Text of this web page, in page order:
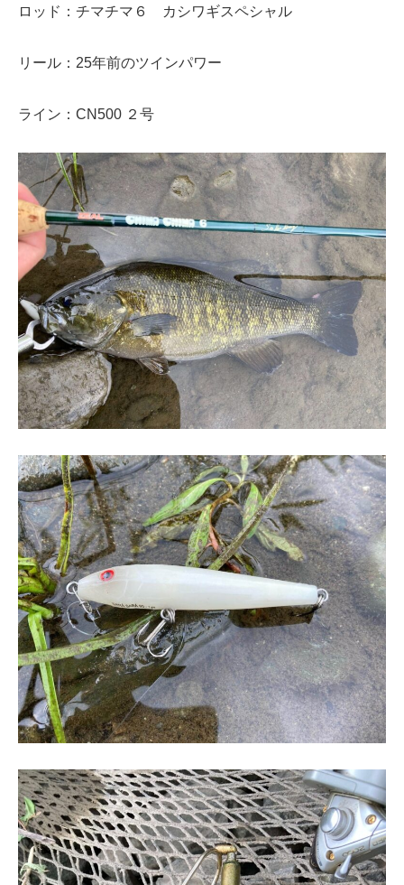
ロッド：チマチマ６ カシワギスペシャル
リール：25年前のツインパワー
ライン：CN500 ２号